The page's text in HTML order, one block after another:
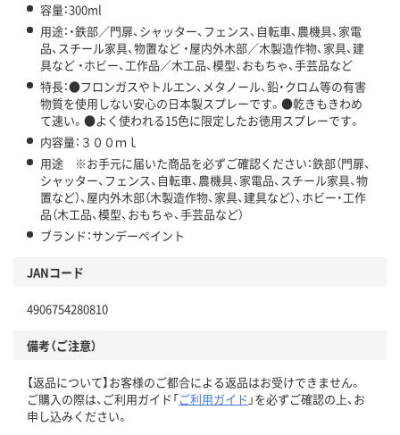
容量：300ml
用途：・鉄部／門扉、シャッター、フェンス、自転車、農機具、家電
品、スチール家具、物置など ・屋内外木部／木製造作物、家具、建
具など ・ホビー、工作品／木工品、模型、おもちゃ、手芸品など
特長：●フロンガスやトルエン、メタノール、鉛・クロム等の有害
物質を使用しない安心の日本製スプレーです。●乾きもきわめ
て速い。●よく使われる15色に限定したお徳用スプレーです。
内容量：３００ｍｌ
用途 ※お手元に届いた商品を必ずご確認ください：鉄部（門扉、
シャッター、フェンス、自転車、農機具、家電品、スチール家具、物
置など）、屋内外木部（木製造作物、家具、建具など）、ホビー・工作
品（木工品、模型、おもちゃ、手芸品など）
ブランド：サンデーペイント
JANコード
4906754280810
備考（ご注意）
【返品について】お客様のご都合による返品はお受けできません。
ご購入の際は、ご利用ガイド「ご利用ガイド 」を必ずご確認の上、お
申し込みください。